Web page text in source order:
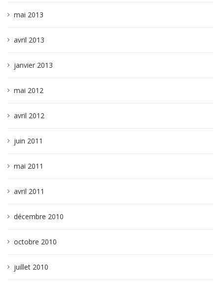
mai 2013
avril 2013
janvier 2013
mai 2012
avril 2012
juin 2011
mai 2011
avril 2011
décembre 2010
octobre 2010
juillet 2010